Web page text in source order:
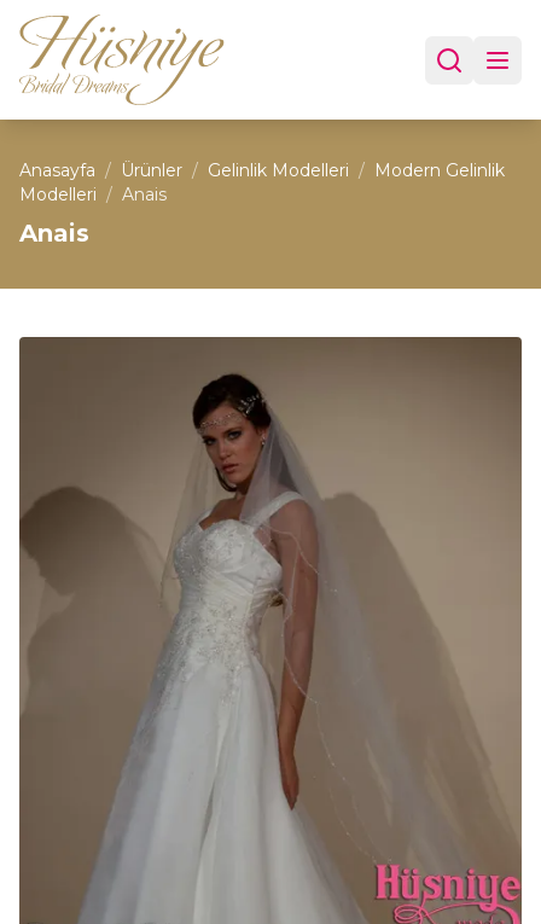
Anasayfa / Ürünler / Gelinlik Modelleri / Modern Gelinlik
Modelleri / Anais
Anais